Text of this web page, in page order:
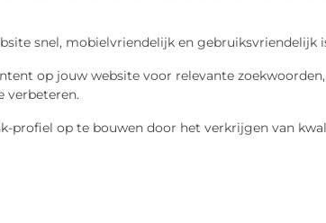
snel, mobielvriendelijk en gebruiksvriendelijk
op jouw website voor relevante
verbeteren.
profiel op te bouwen door het verkrijgen van